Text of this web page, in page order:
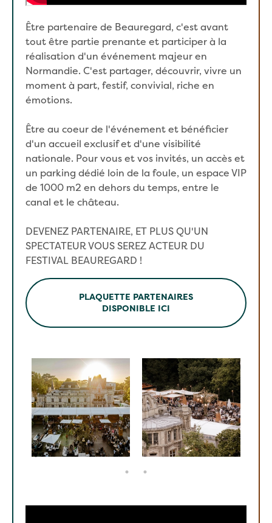
Être partenaire de Beauregard, c'est avant
tout être partie prenante et participer à la
réalisation d'un événement majeur en
Normandie. C'est partager, découvrir, vivre un
moment à part, festif, convivial, riche en
émotions.
Être au coeur de l'événement et bénéficier
d'un accueil exclusif et d'une visibilité
nationale. Pour vous et vos invités, un accès et
un parking dédié loin de la foule, un espace VIP
de 1000 m2 en dehors du temps, entre le
canal et le château.
DEVENEZ PARTENAIRE, ET PLUS QU'UN
SPECTATEUR VOUS SEREZ ACTEUR DU
FESTIVAL BEAUREGARD !
PLAQUETTE PARTENAIRES
DISPONIBLE ICI